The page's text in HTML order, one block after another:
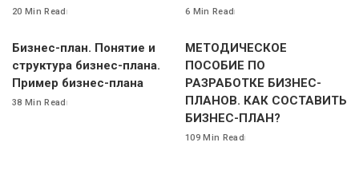
20 Min Read 6 Min Read
Бизнес-план. Понятие и
структура бизнес-плана.
Пример бизнес-плана
38 Min Read
МЕТОДИЧЕСКОЕ
ПОСОБИЕ ПО
РАЗРАБОТКЕ БИЗНЕС-
ПЛАНОВ. КАК СОСТАВИТЬ
БИЗНЕС-ПЛАН?
109 Min Read